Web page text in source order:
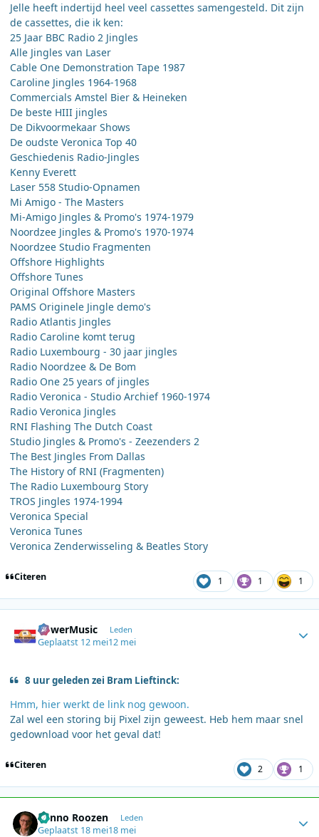
Jelle heeft indertijd heel veel cassettes samengesteld. Dit zijn
de cassettes, die ik ken:
25 Jaar BBC Radio 2 Jingles
Alle Jingles van Laser
Cable One Demonstration Tape 1987
Caroline Jingles 1964-1968
Commercials Amstel Bier & Heineken
De beste HIII jingles
De Dikvoormekaar Shows
De oudste Veronica Top 40
Geschiedenis Radio-Jingles
Kenny Everett
Laser 558 Studio-Opnamen
Mi Amigo - The Masters
Mi-Amigo Jingles & Promo's 1974-1979
Noordzee Jingles & Promo's 1970-1974
Noordzee Studio Fragmenten
Offshore Highlights
Offshore Tunes
Original Offshore Masters
PAMS Originele Jingle demo's
Radio Atlantis Jingles
Radio Caroline komt terug
Radio Luxembourg - 30 jaar jingles
Radio Noordzee & De Bom
Radio One 25 years of jingles
Radio Veronica - Studio Archief 1960-1974
Radio Veronica Jingles
RNI Flashing The Dutch Coast
Studio Jingles & Promo's - Zeezenders 2
The Best Jingles From Dallas
The History of RNI (Fragmenten)
The Radio Luxembourg Story
TROS Jingles 1974-1994
Veronica Special
Veronica Tunes
Veronica Zenderwisseling & Beatles Story
Citeren 1 1 1
PowerMusic Leden
Geplaatst 12 mei12 mei
8 uur geleden zei Bram Lieftinck:
Hmm, hier werkt de link nog gewoon.
Zal wel een storing bij Pixel zijn geweest. Heb hem maar snel
gedownload voor het geval dat!
Citeren 2 1
Benno Roozen Leden
Geplaatst 18 mei18 mei